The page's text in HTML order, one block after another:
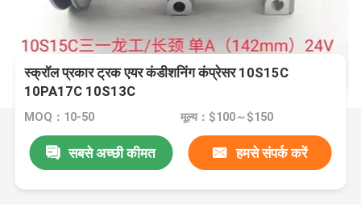
स्क्रॉल प्रकार ट्रक एयर कंडीशनिंग कंप्रेसर 10S15C
10PA17C 10S13C
MOQ：10-50 मूल्य：$100～$150
सबसे अच्छी कीमत हमसे संपर्क करें